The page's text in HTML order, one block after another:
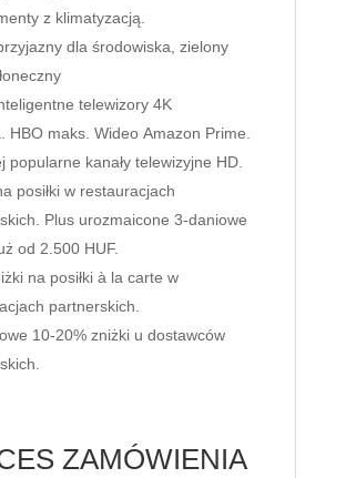
z klimatyzacją.
dla środowiska, zielony
telewizory 4K
HBO maks. Wideo Amazon Prime.
popularne kanały telewizyjne HD.
posiłki w restauracjach
Plus urozmaicone 3-daniowe
od 2.500 HUF.
na posiłki à la carte w
partnerskich.
10-20% zniżki u dostawców
ZAMÓWIENIA